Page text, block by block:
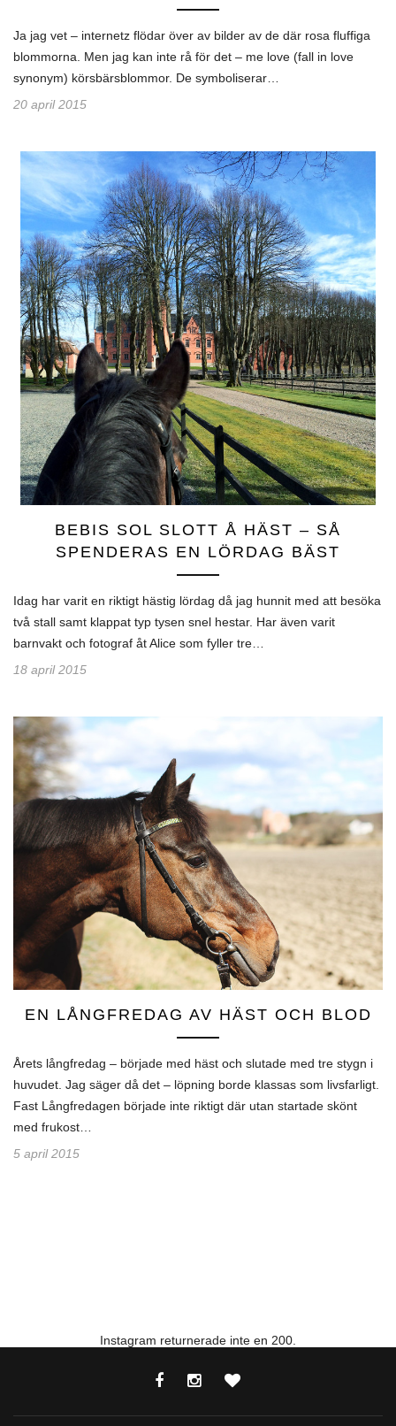
Ja jag vet – internetz flödar över av bilder av de där rosa fluffiga
blommorna. Men jag kan inte rå för det – me love (fall in love
synonym) körsbärsblommor. De symboliserar…
20 april 2015
BEBIS SOL SLOTT Å HÄST – SÅ
SPENDERAS EN LÖRDAG BÄST
Idag har varit en riktigt hästig lördag då jag hunnit med att besöka
två stall samt klappat typ tysen snel hestar. Har även varit
barnvakt och fotograf åt Alice som fyller tre…
18 april 2015
EN LÅNGFREDAG AV HÄST OCH BLOD
Årets långfredag – började med häst och slutade med tre stygn i
huvudet. Jag säger då det – löpning borde klassas som livsfarligt.
Fast Långfredagen började inte riktigt där utan startade skönt
med frukost…
5 april 2015
Instagram returnerade inte en 200.